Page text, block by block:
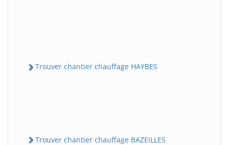
Trouver chantier chauffage HAYBES
Trouver chantier chauffage BAZEILLES